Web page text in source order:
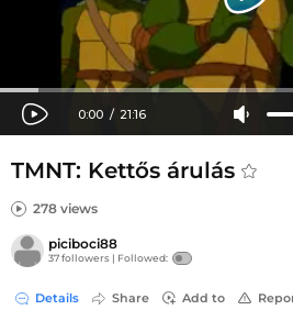
TMNT: Kettős árulás
278 views
piciboci88
37 followers | Followed:
Details Share Add to